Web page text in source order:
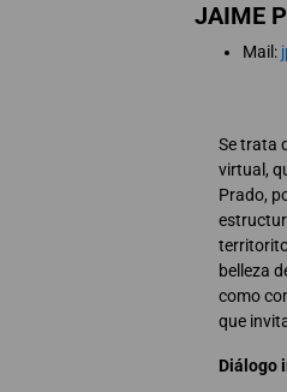
JAIME
Mail:
Se trata
virtual,
Prado,
belleza
como
que
Diálogo